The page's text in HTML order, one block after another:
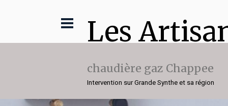
Les
chaudière gaz Chappee
Intervention sur Grande Synthe et sa région